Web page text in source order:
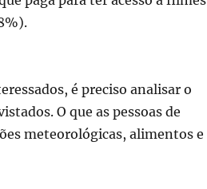
é preciso analisar o
O que as pessoas de
meteorológicas, alimentos e